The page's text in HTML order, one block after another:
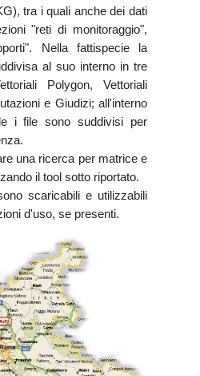
tra i quali anche dei dati
"reti di monitoraggio",
Nella fattispecie la
al suo interno in tre
Polygon, Vettoriali
e Giudizi; all'interno
i file sono suddivisi per
una ricerca per matrice e
il tool sotto riportato.
scaricabili e utilizzabili
d'uso, se presenti.